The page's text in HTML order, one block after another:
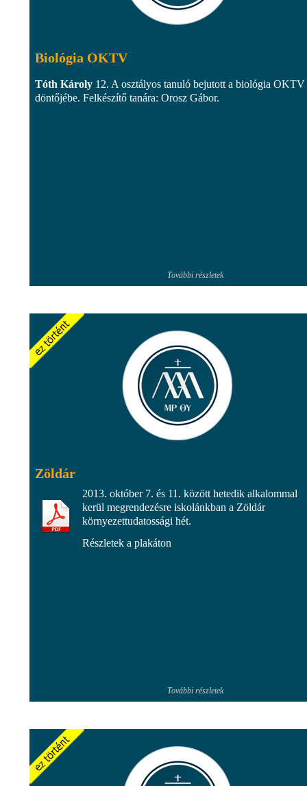
Biológia OKTV
Tóth Károly 12. A osztályos tanuló bejutott a biológia OKTV
döntőjébe. Felkészítő tanára: Orosz Gábor.
További részletek
Zöldár
2013. október 7. és 11. között hetedik alkalommal
kerül megrendezésre iskolánkban a Zöldár
környezettudatossági hét.
Részletek a plakáton
További részletek